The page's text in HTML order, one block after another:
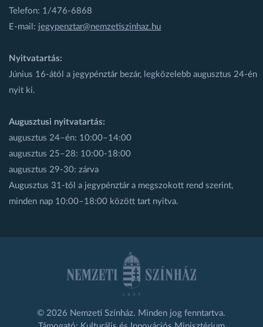
Telefon: 1/476-6868
E-mail: jegypenztar@nemzetiszinhaz.hu
Nyitvatartás:
Június 16-ától a jegypénztár bezár, legközelebb augusztus 24-én
nyit ki.
Augusztusi nyitvatartás:
augusztus 24–én: 10:00–14:00
augusztus 25–28: 10:00-18:00
augusztus 29-30: zárva
Augusztus 31-től a jegypénztár a megszokott rend szerint,
minden nap 10:00–18:00 között tart nyitva.
© 2026 Nemzeti Színház. Minden jog fenntartva.